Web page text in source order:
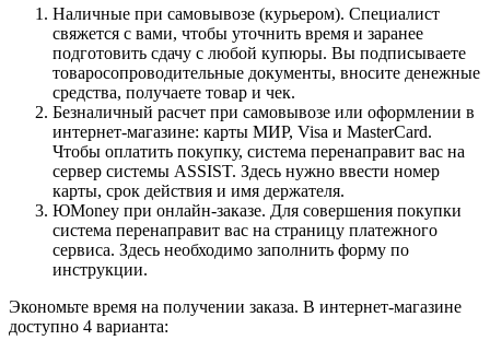
Наличные при самовывозе (курьером). Специалист
свяжется с вами, чтобы уточнить время и заранее
подготовить сдачу с любой купюры. Вы подписываете
товаросопроводительные документы, вносите денежные
средства, получаете товар и чек.
Безналичный расчет при самовывозе или оформлении в
интернет-магазине: карты МИР, Visa и MasterCard.
Чтобы оплатить покупку, система перенаправит вас на
сервер системы ASSIST. Здесь нужно ввести номер
карты, срок действия и имя держателя.
ЮMoney при онлайн-заказе. Для совершения покупки
система перенаправит вас на страницу платежного
сервиса. Здесь необходимо заполнить форму по
инструкции.
Экономьте время на получении заказа. В интернет-магазине
доступно 4 варианта: